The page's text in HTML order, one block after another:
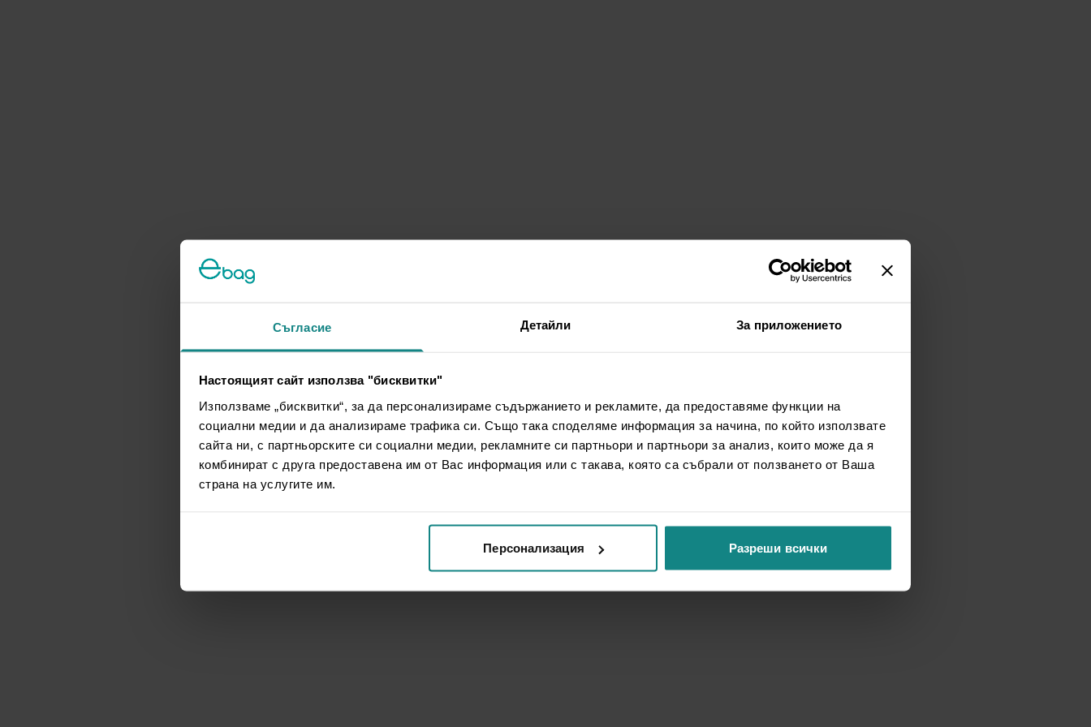
Съгласие Детайли За приложението
Настоящият сайт използва "бисквитки"
Използваме „бисквитки“, за да персонализираме съдържанието и рекламите, да предоставяме функции на
социални медии и да анализираме трафика си. Също така споделяме информация за начина, по който използвате
сайта ни, с партньорските си социални медии, рекламните си партньори и партньори за анализ, които може да я
комбинират с друга предоставена им от Вас информация или с такава, която са събрали от ползването от Ваша
страна на услугите им.
Персонализация Разреши всички